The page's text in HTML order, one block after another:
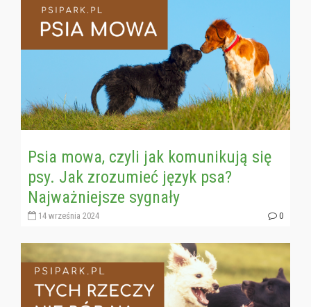
Psia mowa, czyli jak komunikują się
psy. Jak zrozumieć język psa?
Najważniejsze sygnały
14 września 2024 0